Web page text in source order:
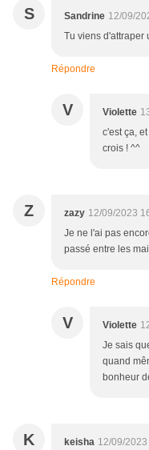
S Sandrine 12/09/
Tu viens d'attraper
Répondre
V Violette
c'est ça,
crois ! ^^
Z zazy 12/09/2023
Je ne l'ai pas
passé entre les
Répondre
V Violette
Je sais
quand
bonheur
K keisha 12/09/